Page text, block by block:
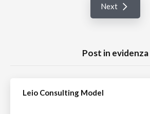
Next
Post in evidenza
Leio Consulting Model